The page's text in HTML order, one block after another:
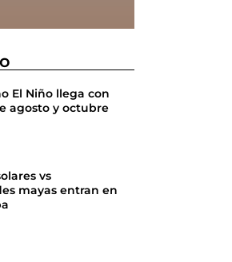
El Niño llega con
agosto y octubre
vs
mayas entran en